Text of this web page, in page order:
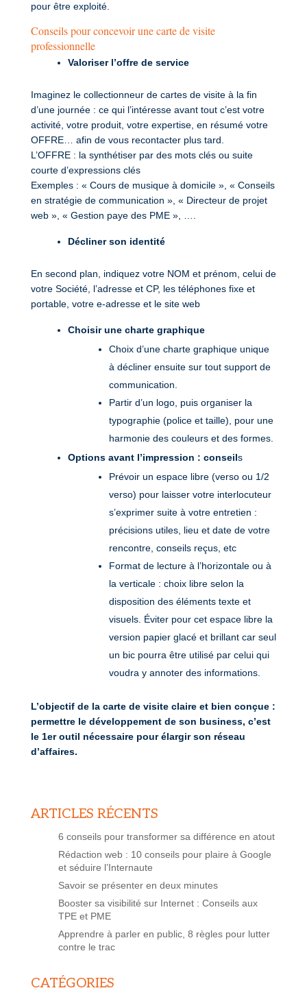
pour être exploité.
Conseils pour concevoir une carte de visite
professionnelle
Valoriser l’offre de service
Imaginez le collectionneur de cartes de visite à la fin
d’une journée : ce qui l’intéresse avant tout c’est votre
activité, votre produit, votre expertise, en résumé votre
OFFRE… afin de vous recontacter plus tard.
L’OFFRE : la synthétiser par des mots clés ou suite
courte d’expressions clés
Exemples : « Cours de musique à domicile », « Conseils
en stratégie de communication », « Directeur de projet
web », « Gestion paye des PME », ….
Décliner son identité
En second plan, indiquez votre NOM et prénom, celui de
votre Société, l’adresse et CP, les téléphones fixe et
portable, votre e-adresse et le site web
Choisir une charte graphique
Choix d’une charte graphique unique
à décliner ensuite sur tout support de
communication.
Partir d’un logo, puis organiser la
typographie (police et taille), pour une
harmonie des couleurs et des formes.
Options avant l’impression : conseils
Prévoir un espace libre (verso ou 1/2
verso) pour laisser votre interlocuteur
s’exprimer suite à votre entretien :
précisions utiles, lieu et date de votre
rencontre, conseils reçus, etc
Format de lecture à l’horizontale ou à
la verticale : choix libre selon la
disposition des éléments texte et
visuels. Éviter pour cet espace libre la
version papier glacé et brillant car seul
un bic pourra être utilisé par celui qui
voudra y annoter des informations.
L’objectif de la carte de visite claire et bien conçue :
permettre le développement de son business, c’est
le 1er outil nécessaire pour élargir son réseau
d’affaires.
ARTICLES RÉCENTS
6 conseils pour transformer sa différence en atout
Rédaction web : 10 conseils pour plaire à Google
et séduire l’Internaute
Savoir se présenter en deux minutes
Booster sa visibilité sur Internet : Conseils aux
TPE et PME
Apprendre à parler en public, 8 règles pour lutter
contre le trac
CATÉGORIES